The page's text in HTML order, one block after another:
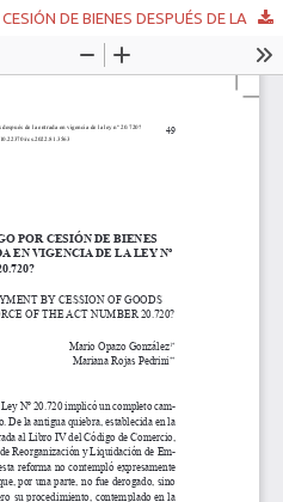
¿QUÉ QUEDA DEL PAGO POR CESIÓN DE BIENES DESPUÉS DE LA ENTRADA EN VIGENCIA DE LA LEY Nº 20.720?